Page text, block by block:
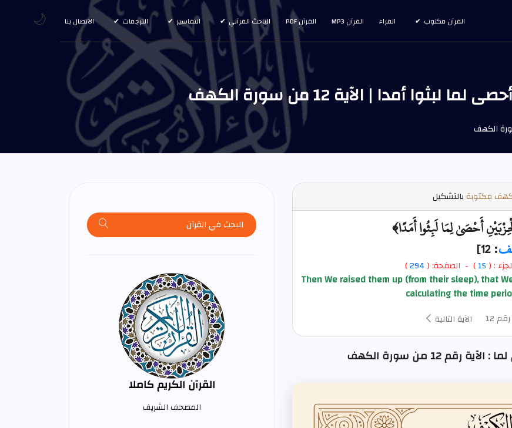
القرآن مكتوب القراء القرآن MP3 القرآن PDF الباحث القرآني التفاسير الترجمات الاتصال بنا
أمدا | الآية 12 من سورة الكهف
مكتوبةبالتشكيل
أَحْصَىٰ لِمَا لَبِثُوا أَمَدًا﴾
: 12]
: (
15) - الصفحة: ( 294
)
Then We raised them up (from their sleep), that
calculating the time
12 الآية التالية
12 من سورة الكهف
القرآن الكريم كاملا
المصحف الشريف
🌙